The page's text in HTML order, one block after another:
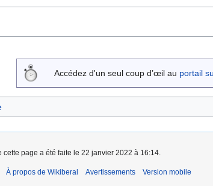
Accédez d'un seul coup d’œil au portail
cette page a été faite le 22 janvier 2022 à 16:14.
À propos de Wikiberal Avertissements Version mobile